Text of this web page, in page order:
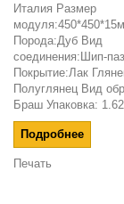
Италия Размер
Порода:Дуб Вид
соединения:Шип-паз
Покрытие:Лак
Полуглянец Вид
Браш Упаковка:
Подробнее
Печать